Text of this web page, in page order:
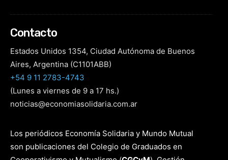
Contacto
Estados Unidos 1354, Ciudad Autónoma de Buenos
Aires, Argentina (C1101ABB)
+54 9 11 2783-4743
(Lunes a viernes de 9 a 17 hs.)
noticias@economiasolidaria.com.ar
Los periódicos Economía Solidaria y Mundo Mutual
son publicaciones del Colegio de Graduados en